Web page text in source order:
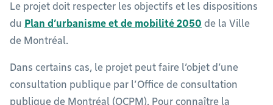
Le projet doit respecter les objectifs et les dispositions
du Plan d’urbanisme et de mobilité 2050 de la Ville
de Montréal.
Dans certains cas, le projet peut faire l’objet d’une
consultation publique par l’Office de consultation
publique de Montréal (OCPM). Pour connaître la